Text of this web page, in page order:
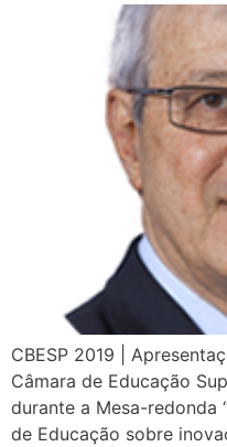
CBESP 2019 |
Câmara de Educação
durante a Mesa-redonda
de Educação sobre